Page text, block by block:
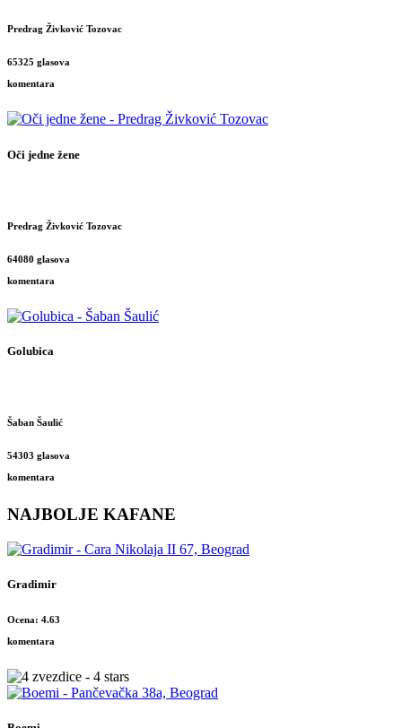
Predrag Živković Tozovac
65325 glasova
komentara
Oči jedne žene
Predrag Živković Tozovac
64080 glasova
komentara
Golubica
Šaban Šaulić
54303 glasova
komentara
NAJBOLJE KAFANE
Gradimir
Ocena: 4.63
komentara